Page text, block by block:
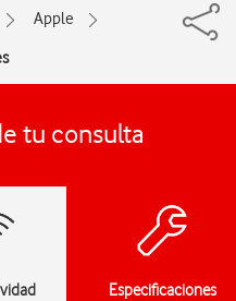
Apple
tu consulta
Especificaciones